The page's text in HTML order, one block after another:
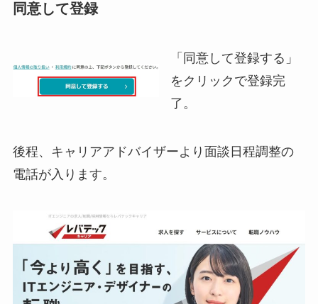
同意して登録
「同意して登録する」
をクリックで登録完
了。
後程、キャリアアドバイザーより面談日程調整の
電話が入ります。